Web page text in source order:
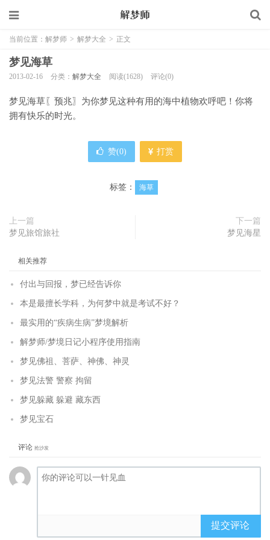
当前位置： 解梦师 > 解梦大全 > 正文
梦见海草
2013-02-16 分类： 解梦大全 阅读(1628) 评论(0)
梦见海草〖预兆〗为你梦见这种有用的海中植物欢呼吧！你将
拥有快乐的时光。
赞(0) 打赏
标签： 海草
上一篇
梦见旅馆旅社
下一篇
梦见海星
相关推荐
付出与回报，梦已经告诉你
本是最擅长学科，为何梦中就是考试不好？
最实用的“疾病生病”梦境解析
解梦师/梦境日记小程序使用指南
梦见佛祖、菩萨、神佛、神灵
梦见法警 警察 拘留
梦见躲藏 躲避 藏东西
梦见宝石
评论 抢沙发
提交评论